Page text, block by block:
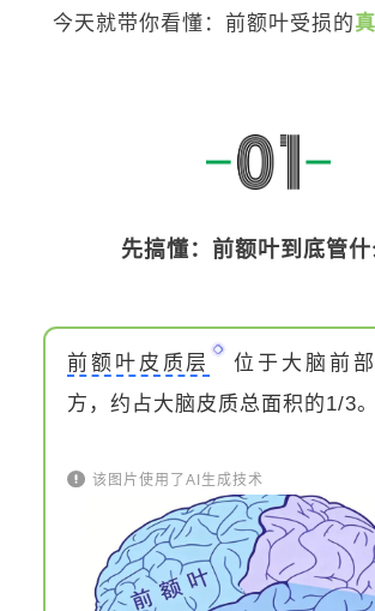
今天就带你看懂：前额叶受损的
先搞懂：前额叶到底管什
前额叶皮质层
位于大脑前
方，约占大脑皮质总面积的1/3。
该图片使用了AI生成技术